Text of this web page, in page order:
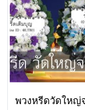
พวงหรีดวัดใหญ่